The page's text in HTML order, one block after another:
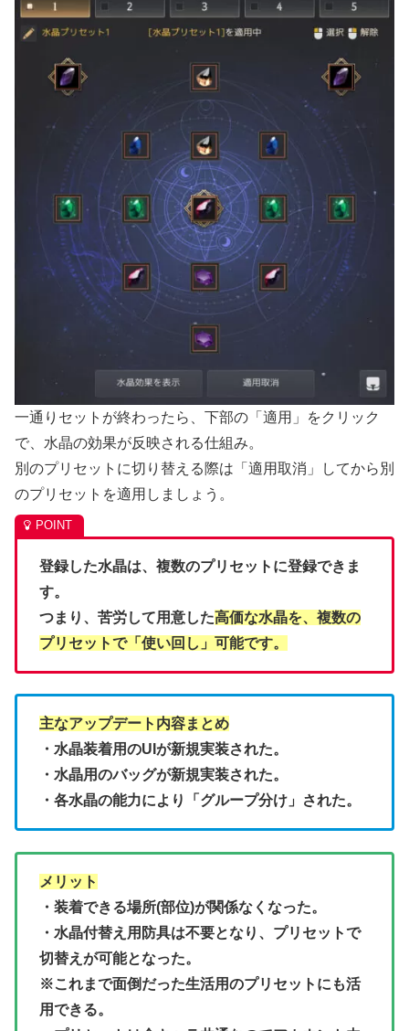
一通りセットが終わったら、下部の「適用」をクリック
で、水晶の効果が反映される仕組み。
別のプリセットに切り替える際は「適用取消」してから別
のプリセットを適用しましょう。
登録した水晶は、複数のプリセットに登録できま
す。
つまり、苦労して用意した高価な水晶を、複数の
プリセットで「使い回し」可能です。
主なアップデート内容まとめ
・水晶装着用のUIが新規実装された。
・水晶用のバッグが新規実装された。
・各水晶の能力により「グループ分け」された。
メリット
・装着できる場所(部位)が関係なくなった。
・水晶付替え用防具は不要となり、プリセットで
切替えが可能となった。
※これまで面倒だった生活用のプリセットにも活
用できる。